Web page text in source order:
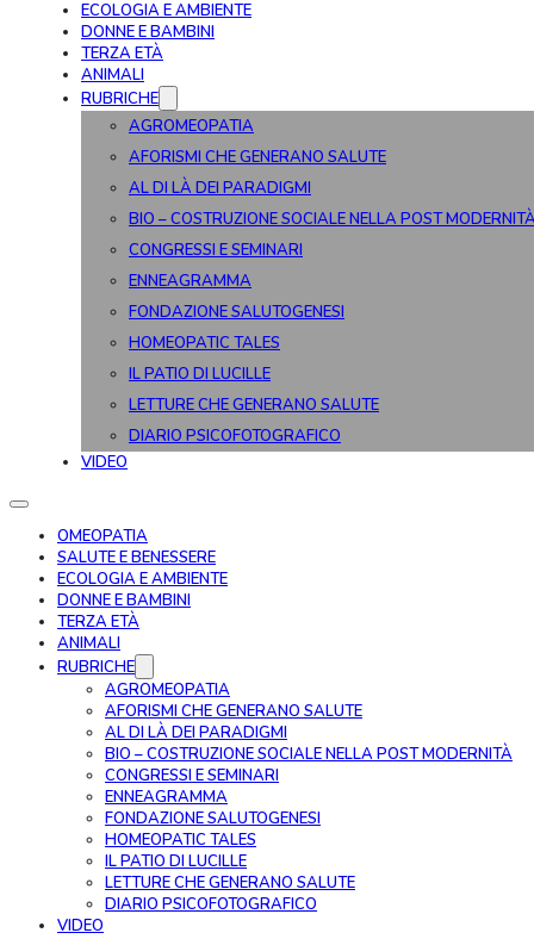
ECOLOGIA E AMBIENTE
DONNE E BAMBINI
TERZA ETÀ
ANIMALI
RUBRICHE
AGROMEOPATIA
AFORISMI CHE GENERANO SALUTE
AL DI LÀ DEI PARADIGMI
BIO – COSTRUZIONE SOCIALE NELLA POST
CONGRESSI E SEMINARI
ENNEAGRAMMA
FONDAZIONE SALUTOGENESI
HOMEOPATIC TALES
IL PATIO DI LUCILLE
LETTURE CHE GENERANO SALUTE
DIARIO PSICOFOTOGRAFICO
VIDEO
OMEOPATIA
SALUTE E BENESSERE
ECOLOGIA E AMBIENTE
DONNE E BAMBINI
TERZA ETÀ
ANIMALI
RUBRICHE
AGROMEOPATIA
AFORISMI CHE GENERANO SALUTE
AL DI LÀ DEI PARADIGMI
BIO – COSTRUZIONE SOCIALE NELLA POST MODERNITÀ
CONGRESSI E SEMINARI
ENNEAGRAMMA
FONDAZIONE SALUTOGENESI
HOMEOPATIC TALES
IL PATIO DI LUCILLE
LETTURE CHE GENERANO SALUTE
DIARIO PSICOFOTOGRAFICO
VIDEO